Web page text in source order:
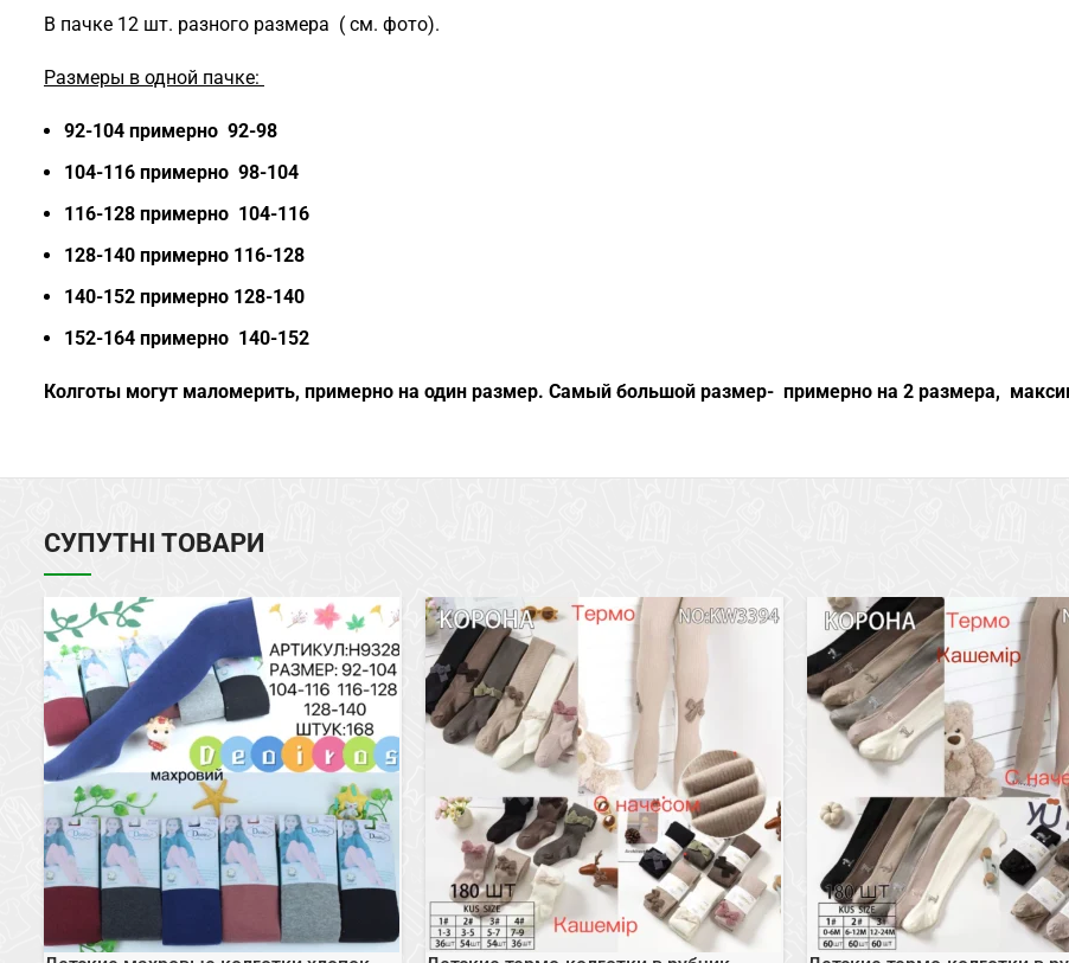
В пачке 12 шт. разного размера ( см. фото).
Размеры в одной пачке:
92-104 примерно 92-98
104-116 примерно 98-104
116-128 примерно 104-116
128-140 примерно 116-128
140-152 примерно 128-140
152-164 примерно 140-152
Колготы могут маломерить, примерно на один размер. Самый большой размер- примерно на 2 размера,
СУПУТНІ ТОВАРИ